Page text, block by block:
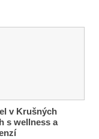
v Krušných
s wellness a